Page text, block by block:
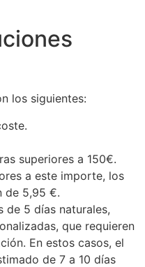
los siguientes:
superiores a 150€.
a este importe, los
de 5,95 €.
de 5 días naturales,
que requieren
En estos casos, el
de 7 a 10 días